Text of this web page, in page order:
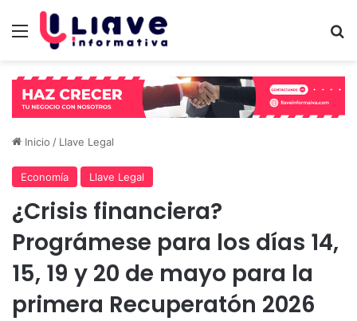
Menú
Inicio / Llave Legal
Economía Llave Legal
¿Crisis financiera?
Prográmese para los días 14,
15, 19 y 20 de mayo para la
primera Recuperatón 2026